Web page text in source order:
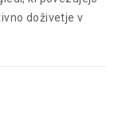
doživetje v